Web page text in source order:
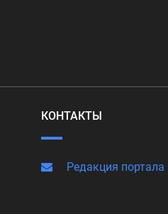
КОНТАКТЫ
Редакция портала